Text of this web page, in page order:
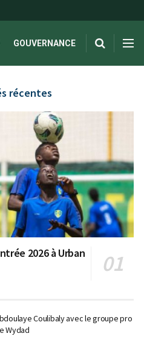
GOUVERNANCE
récentes
2026 à Urban
Coulibaly avec le groupe pro
Wydad